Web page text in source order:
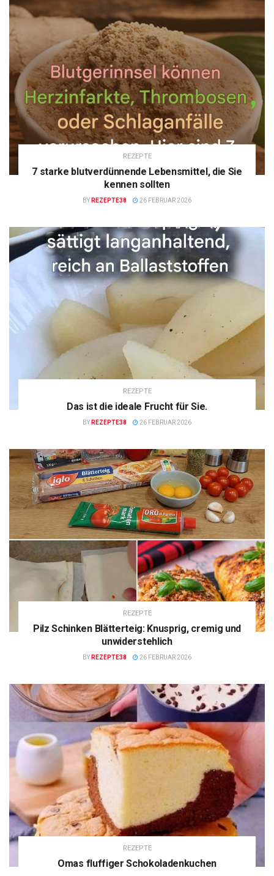
REZEPTE
7 starke blutverdünnende Lebensmittel, die Sie
kennen sollten
BY REZEPTE38 26 FEBRUAR 2026
REZEPTE
Das ist die ideale Frucht für Sie.
BY REZEPTE38 26 FEBRUAR 2026
REZEPTE
Pilz Schinken Blätterteig: Knusprig, cremig und
unwiderstehlich
BY REZEPTE38 26 FEBRUAR 2026
REZEPTE
Omas fluffiger Schokoladenkuchen